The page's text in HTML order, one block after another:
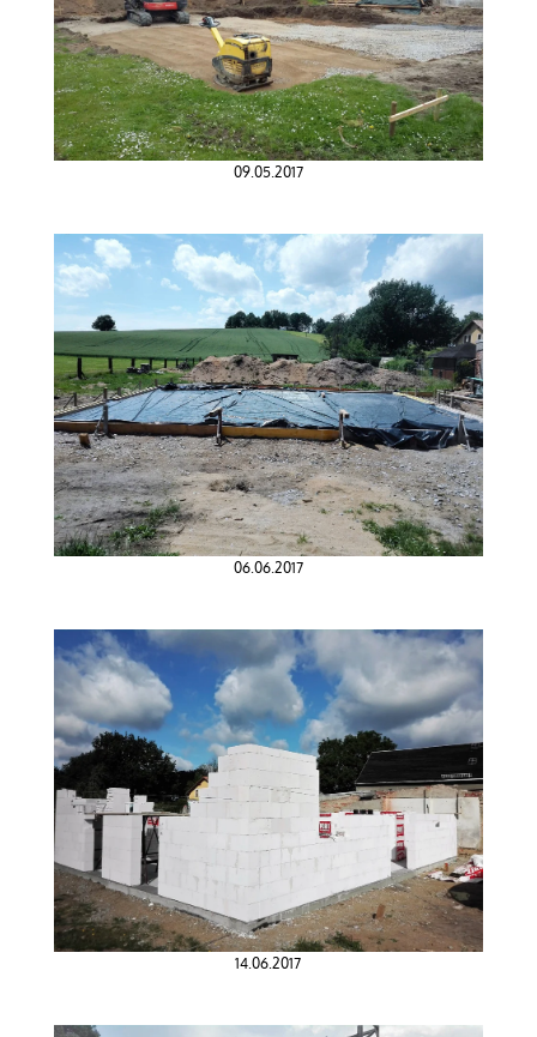
09.05.2017
06.06.2017
14.06.2017